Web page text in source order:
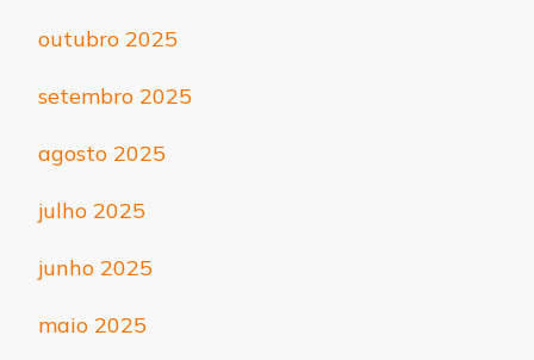
outubro 2025
setembro 2025
agosto 2025
julho 2025
junho 2025
maio 2025